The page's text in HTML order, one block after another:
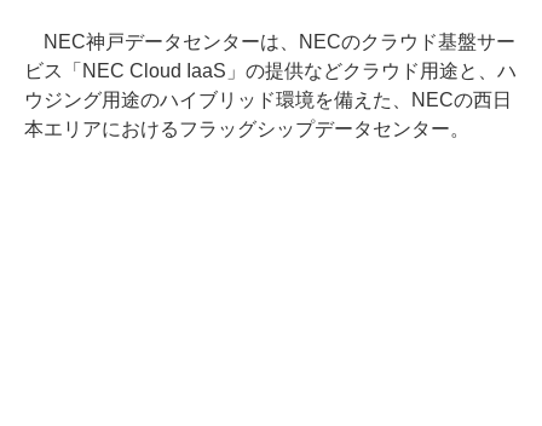
NEC神戸データセンターは、NECのクラウド基盤サー
ビス「NEC Cloud IaaS」の提供などクラウド用途と、ハ
ウジング用途のハイブリッド環境を備えた、NECの西日
本エリアにおけるフラッグシップデータセンター。